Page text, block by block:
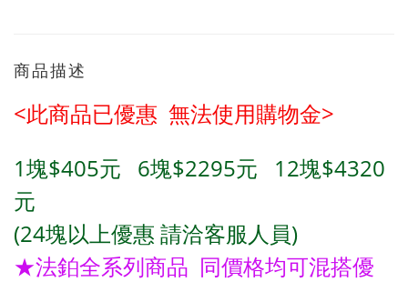
商品描述
<此商品已優惠 無法使用購物金>
1塊$405元 6塊$2295元 12塊$4320
元
(24塊以上優惠 請洽客服人員)
★法鉑全系列商品 同價格均可混搭優